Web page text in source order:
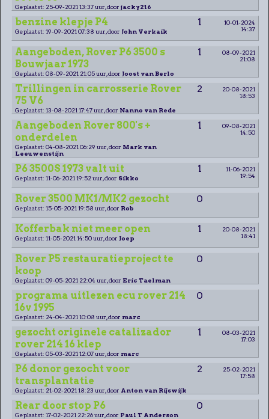
Geplaatst: 25-09-2021 13:37 uur, door jacky216
benzine klepje P4 1
10-01-2024
14:37
Geplaatst: 19-09-2021 07:38 uur, door John Verkaik
Aangeboden, Rover P6 3500 s
Bouwjaar 1973
1
08-09-2021
21:08
Geplaatst: 08-09-2021 21:05 uur, door Joost van Berlo
Trillingen in carrosserie Rover
75 V6
2
20-08-2021
18:53
Geplaatst: 13-08-2021 17:47 uur, door Nanno van Rede
Aangeboden Rover 800's +
onderdelen
1
09-08-2021
14:50
Geplaatst: 04-08-2021 06:29 uur, door Mark van
Leeuwenstijn
P6 3500S 1973 valt uit 1
11-06-2021
19:54
Geplaatst: 11-06-2021 19:52 uur, door Sikko
Rover 3500 MK1/MK2 gezocht 0
Geplaatst: 15-05-2021 19:58 uur, door Rob
Kofferbak niet meer open 1
20-08-2021
18:41
Geplaatst: 11-05-2021 14:50 uur, door Joep
Rover P5 restauratieproject te
koop
0
Geplaatst: 09-05-2021 22:04 uur, door Eric Taelman
programa uitlezen ecu rover 214
16v 1995
0
Geplaatst: 24-04-2021 10:08 uur, door marc
gezocht originele catalizador
rover 214 16 klep
1
08-03-2021
17:03
Geplaatst: 05-03-2021 12:07 uur, door marc
P6 donor gezocht voor
transplantatie
2
25-02-2021
17:58
Geplaatst: 21-02-2021 18:23 uur, door Anton van Rijswijk
Rear door stop P6 0
Geplaatst: 17-02-2021 22:26 uur, door Paul T Anderson